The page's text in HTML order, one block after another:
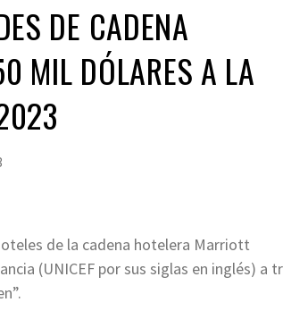
DE CADENA
MIL DÓLARES A LA
de la cadena hotelera Marriott
(UNICEF por sus siglas en inglés) a